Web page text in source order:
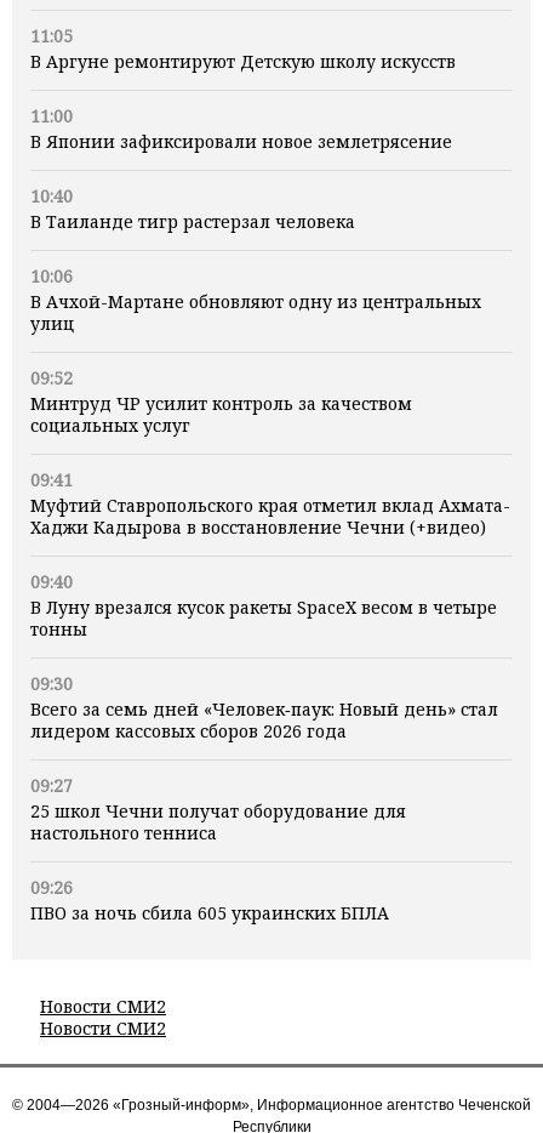
11:05
В Аргуне ремонтируют Детскую школу искусств
11:00
В Японии зафиксировали новое землетрясение
10:40
В Таиланде тигр растерзал человека
10:06
В Ачхой-Мартане обновляют одну из центральных
улиц
09:52
Минтруд ЧР усилит контроль за качеством
социальных услуг
09:41
Муфтий Ставропольского края отметил вклад Ахмата-
Хаджи Кадырова в восстановление Чечни (+видео)
09:40
В Луну врезался кусок ракеты SpaceX весом в четыре
тонны
09:30
Всего за семь дней «Человек‑паук: Новый день» стал
лидером кассовых сборов 2026 года
09:27
25 школ Чечни получат оборудование для
настольного тенниса
09:26
ПВО за ночь сбила 605 украинских БПЛА
Новости СМИ2
Новости СМИ2
© 2004—2026 «Грозный-информ», Информационное агентство Чеченской
Республики